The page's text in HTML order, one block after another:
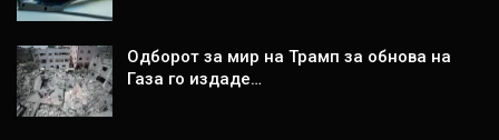
Одборот за мир на Трамп за обнова на
Газа го издаде…